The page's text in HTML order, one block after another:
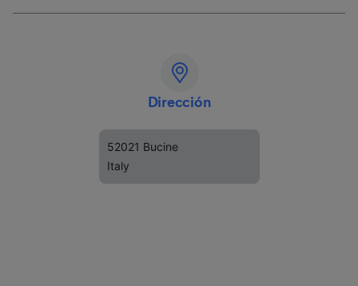
Dirección
52021 Bucine
Italy